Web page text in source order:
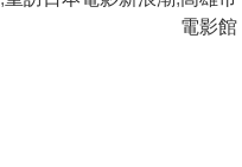
電影館